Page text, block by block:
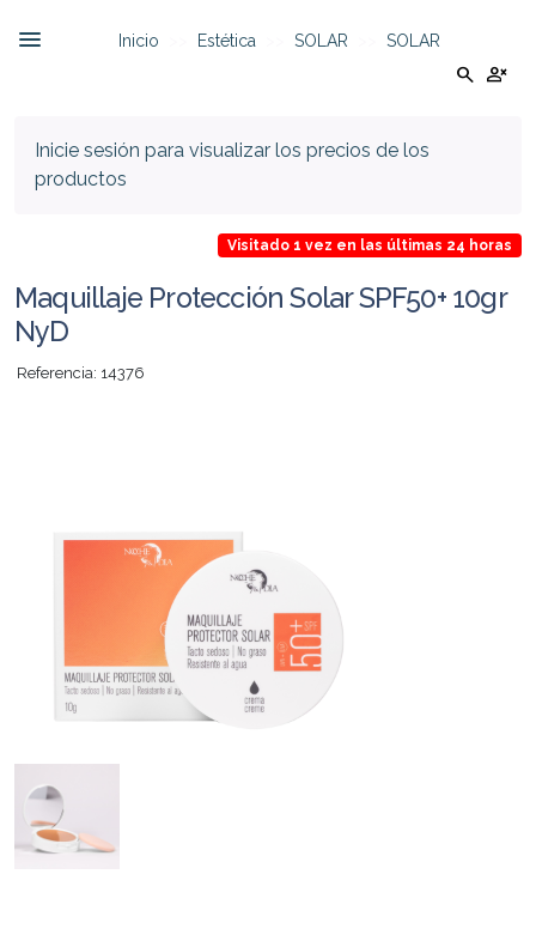
Inicio Estética SOLAR SOLAR
search person_cancel
Inicie sesión para visualizar los precios de los
productos
Visitado 1 vez en las últimas 24 horas
Maquillaje Protección Solar SPF50+ 10gr
NyD
Referencia: 14376